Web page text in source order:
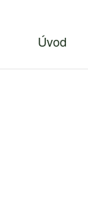
Úvod